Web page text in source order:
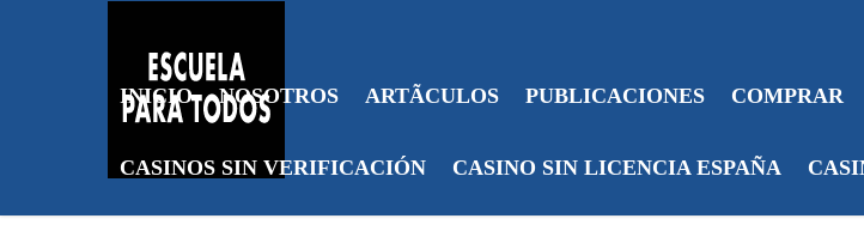
INICIO NOSOTROS ARTÃ­CULOS PUBLICACIONES COMPRAR
CASINOS SIN VERIFICACIÓN CASINO SIN LICENCIA ESPAÑA